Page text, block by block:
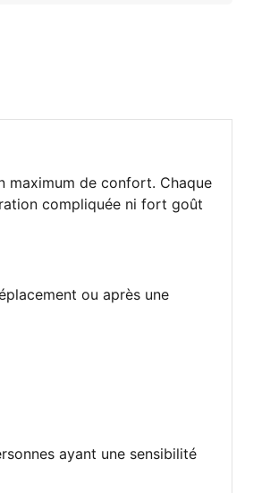
maximum de confort. Chaque
compliquée ni fort goût
ou après une
ayant une sensibilité